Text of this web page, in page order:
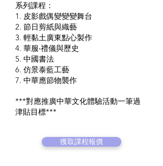
系列課程：
1. 皮影戲偶變變變舞台
2. 節日剪紙與織藝
3. 輕黏土廣東點心製作
4. 華服‧禮儀與歷史
5. 中國書法
6. 仿景泰藍工藝
7. 中華應節物襲作
***對應推廣中華文化體驗活動一筆過
津貼目標***
獲取課程報價